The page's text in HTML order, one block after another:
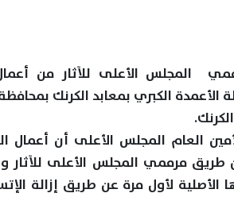
المجلس الأعلى للآثار من
عمود من صالة الأعمدة الكبري بمعابد الكرنك
العام المجلس الأعلى أن أعمال
طريق مرممي المجلس الأعلى للآثار
الأصلية لأول مرة عن طريق إزالة